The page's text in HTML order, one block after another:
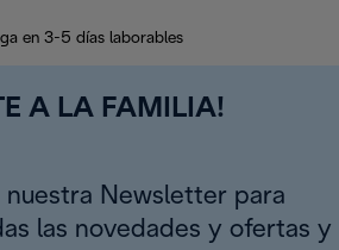
en 3-5 días laborables
A LA FAMILIA!
nuestra Newsletter para
las novedades y ofertas y